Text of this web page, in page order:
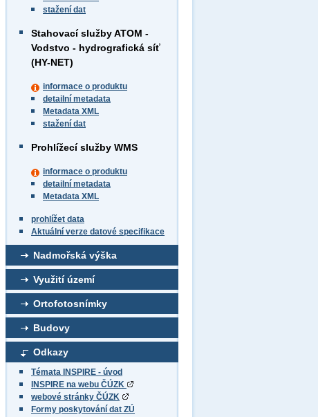
stažení dat
Stahovací služby ATOM -
Vodstvo - hydrografická síť
(HY-NET)
informace o produktu
detailní metadata
Metadata XML
stažení dat
Prohlížecí služby WMS
informace o produktu
detailní metadata
Metadata XML
prohlížet data
Aktuální verze datové specifikace
Nadmořská výška
Využití území
Ortofotosnímky
Budovy
Odkazy
Témata INSPIRE - úvod
INSPIRE na webu ČÚZK
webové stránky ČÚZK
Formy poskytování dat ZÚ